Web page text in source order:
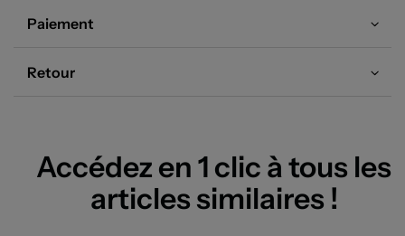
Paiement
Retour
Accédez en 1 clic à tous les
articles similaires !